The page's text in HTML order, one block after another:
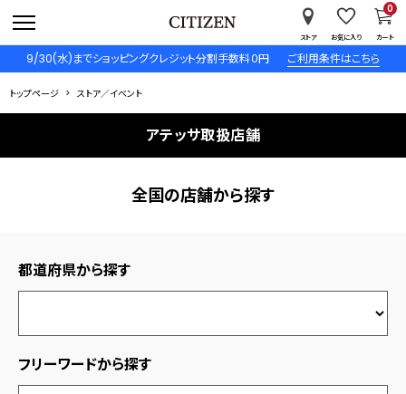
9/30(水)までショッピングクレジット分割手数料０円 ご利用条件はこちら
ストア お気に入り カート
0
トップページ ストア／イベント
アテッサ取扱店舗
全国の店舗から探す
都道府県から探す
フリーワードから探す